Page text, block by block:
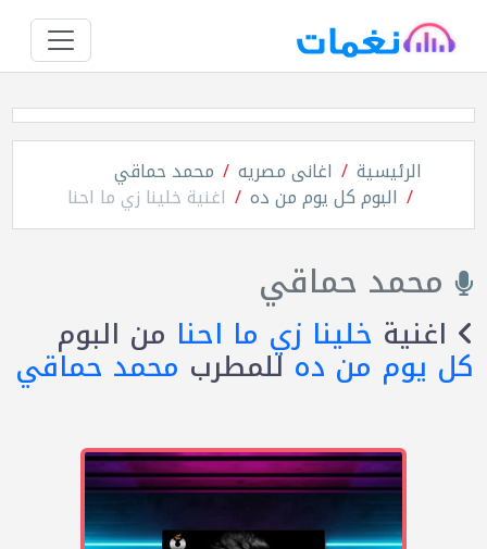
الرئيسية اغانى مصريه محمد حماقي
البوم كل يوم من ده اغنية خلينا زي ما احنا
محمد حماقي
اغنية خلينا زي ما احنا من البوم
كل يوم من دهللمطرب محمد حماقي